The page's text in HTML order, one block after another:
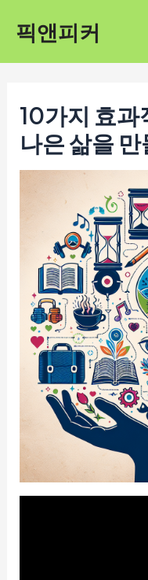
픽앤피커
10가지 효과
나은 삶을